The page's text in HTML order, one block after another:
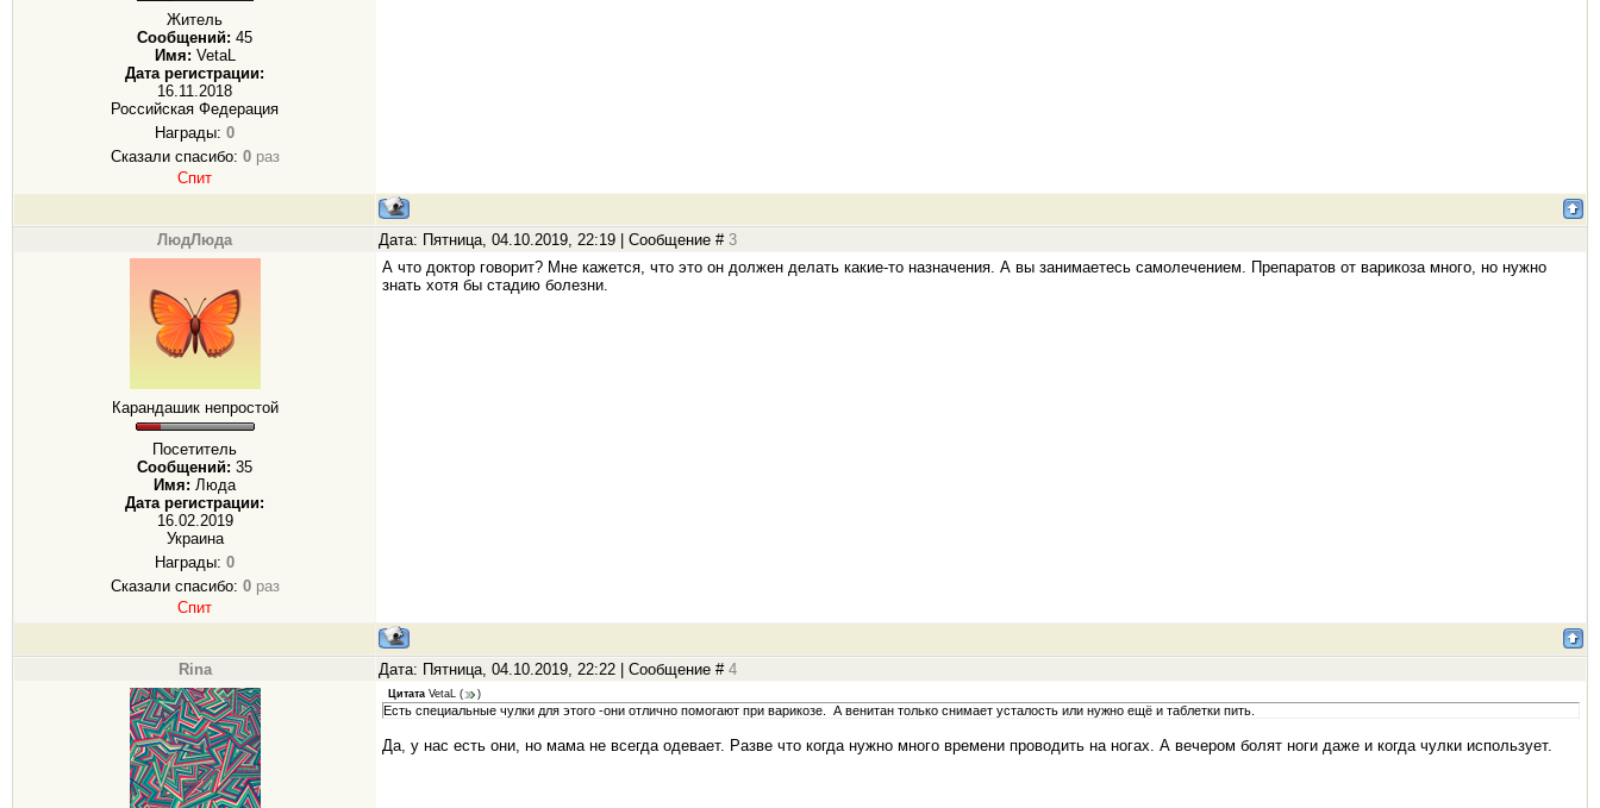
Житель
Сообщений: 45
Имя: VetaL
Дата регистрации:
16.11.2018
Российская Федерация
Награды: 0
Сказали спасибо: 0раз
Спит
ЛюдЛюда Дата: Пятница, 04.10.2019, 22:19 | Сообщение # 3
Карандашик непростой
Посетитель
Сообщений: 35
Имя: Люда
Дата регистрации:
16.02.2019
Украина
Награды: 0
Сказали спасибо: 0раз
Спит
А что доктор говорит? Мне кажется, что это он должен делать какие-то назначения. А вы занимаетесь самолечением. Препаратов от варикоза много, но нужно
знать хотя бы стадию болезни.
Rina Дата: Пятница, 04.10.2019, 22:22 | Сообщение # 4
Цитата VetaL ( )
Есть специальные чулки для этого -они отлично помогают при варикозе. А венитан только снимает усталость или нужно ещё и таблетки пить.
Да, у нас есть они, но мама не всегда одевает. Разве что когда нужно много времени проводить на ногах. А вечером болят ноги даже и когда чулки использует.